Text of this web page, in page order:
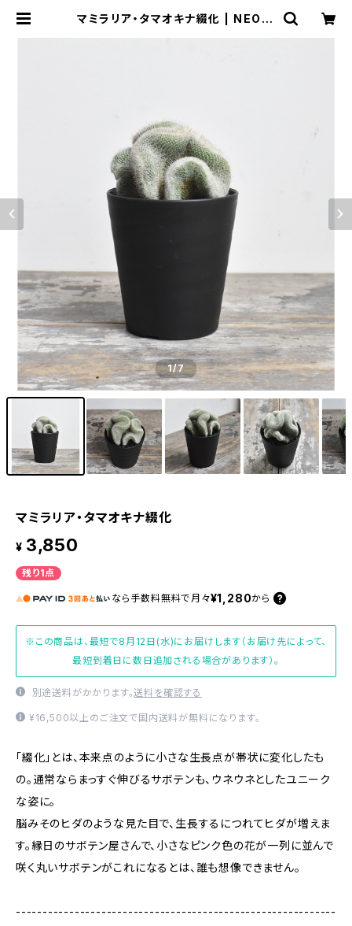
マミラリア・タマオキナ綴化 | NEO G
1/7
マミラリア・タマオキナ綴化
¥ 3,850
残り1点
なら 手数料無料で 月々¥1,280から
※この商品は、最短で8月12日(水)にお届けします（お届け先によって、
最短到着日に数日追加される場合があります）。
別途送料がかかります。送料を確認する
¥16,500以上のご注文で国内送料が無料になります。
「綴化」とは、本来点のように小さな生長点が帯状に変化したも
の。通常ならまっすぐ伸びるサボテンも、ウネウネとしたユニーク
な姿に。
脳みそのヒダのような見た目で、生長するにつれてヒダが増えま
す。縁日のサボテン屋さんで、小さなピンク色の花が一列に並んで
咲く丸いサボテンがこれになるとは、誰も想像できません。
------------------------------------------------------------